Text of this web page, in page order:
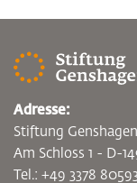
Adresse:
Stiftung Genshagen
Am Schloss 1 - D-
Tel.: +49 3378